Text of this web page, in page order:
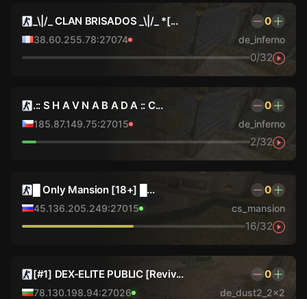
_\|/_ CLAN BRISADOS _\|/_ *[... 0
38.60.255.78:27074 de_inferno
0/32
.:: S H A V N A B A D A :: C... 0
185.87.149.75:27015 de_inferno
2/32
█ Only Mansion [18+] █... 0
45.136.205.249:27015 cs_mansion
16/32
[#1] DEX-ELITE PUBLIC [Reviv... 0
78.130.198.94:27026 de_dust2_2x2